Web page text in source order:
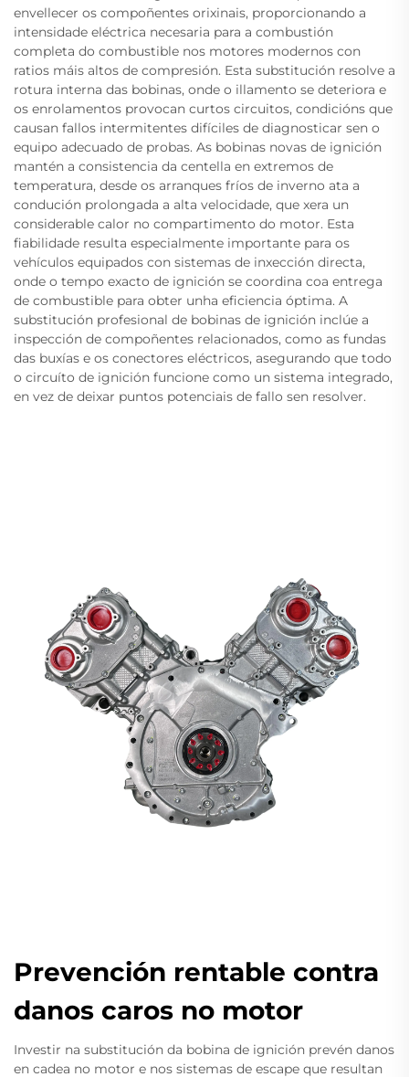
envellecer os compoñentes orixinais, proporcionando a
intensidade eléctrica necesaria para a combustión
completa do combustible nos motores modernos con
ratios máis altos de compresión. Esta substitución resolve a
rotura interna das bobinas, onde o illamento se deteriora e
os enrolamentos provocan curtos circuitos, condicións que
causan fallos intermitentes difíciles de diagnosticar sen o
equipo adecuado de probas. As bobinas novas de ignición
mantén a consistencia da centella en extremos de
temperatura, desde os arranques fríos de inverno ata a
condución prolongada a alta velocidade, que xera un
considerable calor no compartimento do motor. Esta
fiabilidade resulta especialmente importante para os
vehículos equipados con sistemas de inxección directa,
onde o tempo exacto de ignición se coordina coa entrega
de combustible para obter unha eficiencia óptima. A
substitución profesional de bobinas de ignición inclúe a
inspección de compoñentes relacionados, como as fundas
das buxías e os conectores eléctricos, asegurando que todo
o circuíto de ignición funcione como un sistema integrado,
en vez de deixar puntos potenciais de fallo sen resolver.
Prevención rentable contra
danos caros no motor
Investir na substitución da bobina de ignición prevén danos
en cadea no motor e nos sistemas de escape que resultan